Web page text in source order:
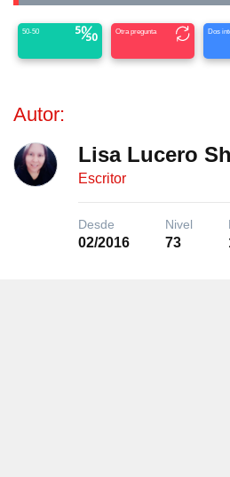
50-50 Otra pregunta Dos
Autor:
Lisa Lucero
Escritor
Desde
02/2016
Nivel
73